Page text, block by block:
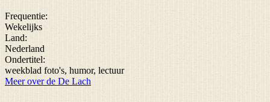
Frequentie:
Wekelijks
Land:
Nederland
Ondertitel:
weekblad foto's, humor, lectuur
Meer over de De Lach